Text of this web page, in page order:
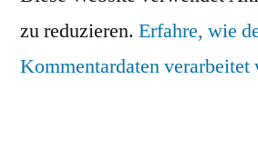
zu reduzieren. Erfahre, wie
Kommentardaten verarbeitet